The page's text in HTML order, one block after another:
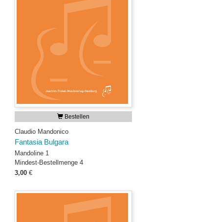
Bestellen
Claudio Mandonico
Fantasia Bulgara
Mandoline 1
Mindest-Bestellmenge 4
3,00 €